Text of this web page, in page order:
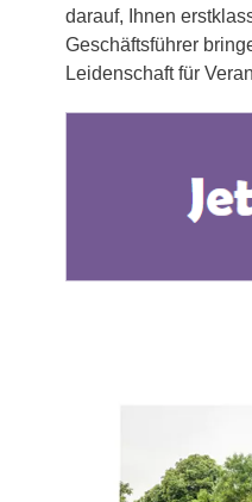
darauf, Ihnen
Geschäftsführer
Leidenschaft für